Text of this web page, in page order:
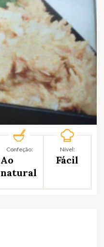
Confeção:
Ao
natural
Nível:
Fácil